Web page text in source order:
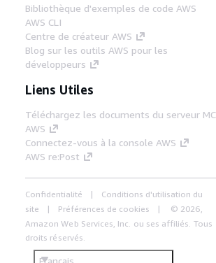
Bibliothèque d'exemples de code AWS
AWS CLI
Centre de créateur AWS
Blog sur les outils AWS pour les
développeurs
Liens Utiles
Téléchargez les documents du serveur
AWS
Connectez-vous à la console AWS
AWS re:Post
Confidentialité
Conditions d'utilisation du
site
Préférences de cookies
© 2026,
Amazon Web Services, Inc. ou ses affiliés. Tous
droits réservés.
Français